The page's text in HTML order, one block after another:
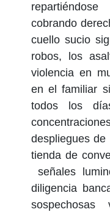
cobrando
cuello sucio
robos, los
violencia en
en el familiar
todos los
despliegues
tienda de
señales
diligencia